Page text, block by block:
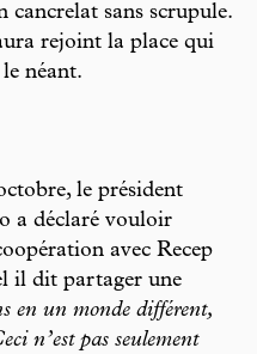
cancrelat sans scrupule.
rejoint la place qui
néant.
le président
a déclaré vouloir
avec Recep
il dit partager une
en un monde différent,
n’est pas seulement